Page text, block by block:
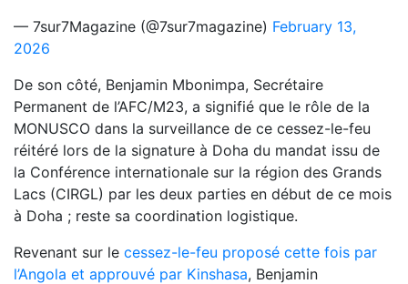
— 7sur7Magazine (@7sur7magazine) February 13,
2026
De son côté, Benjamin Mbonimpa, Secrétaire
Permanent de l’AFC/M23, a signifié que le rôle de la
MONUSCO dans la surveillance de ce cessez-le-feu
réitéré lors de la signature à Doha du mandat issu de
la Conférence internationale sur la région des Grands
Lacs (CIRGL) par les deux parties en début de ce mois
à Doha ; reste sa coordination logistique.
Revenant sur le cessez-le-feu proposé cette fois par
l’Angola et approuvé par Kinshasa, Benjamin